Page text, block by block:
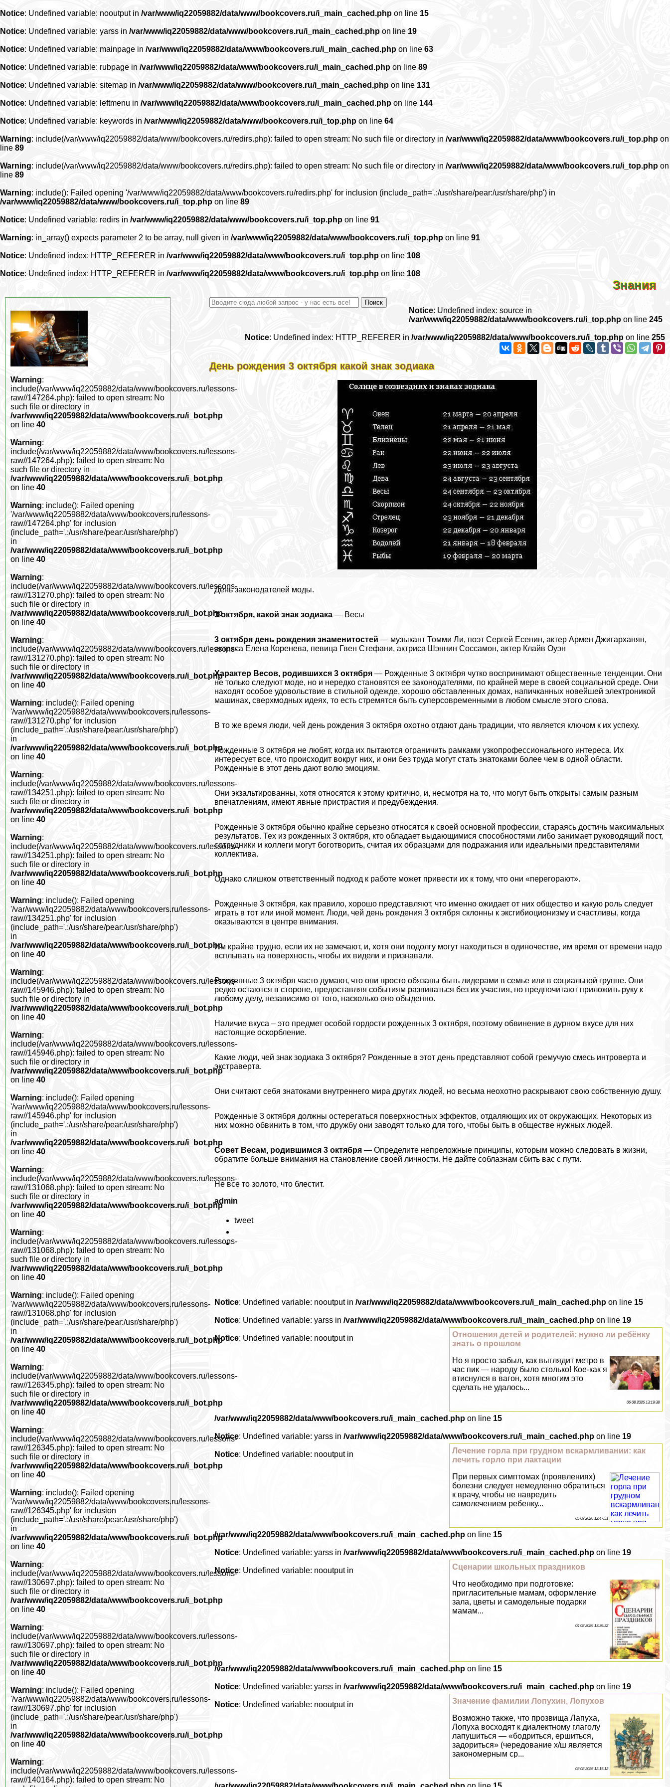
Notice: Undefined variable: nooutput in /var/www/iq22059882/data/www/bookcovers.ru/i_main_cached.php on line 15
Notice: Undefined variable: yarss in /var/www/iq22059882/data/www/bookcovers.ru/i_main_cached.php on line 19
Notice: Undefined variable: mainpage in /var/www/iq22059882/data/www/bookcovers.ru/i_main_cached.php on line 63
Notice: Undefined variable: rubpage in /var/www/iq22059882/data/www/bookcovers.ru/i_main_cached.php on line 89
Notice: Undefined variable: sitemap in /var/www/iq22059882/data/www/bookcovers.ru/i_main_cached.php on line 131
Notice: Undefined variable: leftmenu in /var/www/iq22059882/data/www/bookcovers.ru/i_main_cached.php on line 144
Notice: Undefined variable: keywords in /var/www/iq22059882/data/www/bookcovers.ru/i_top.php on line 64
Warning: include(/var/www/iq22059882/data/www/bookcovers.ru/redirs.php): failed to open stream: No such file or directory in /var/www/iq22059882/data/www/bookcovers.ru/i_top.php on
line 89
Warning: include(/var/www/iq22059882/data/www/bookcovers.ru/redirs.php): failed to open stream: No such file or directory in /var/www/iq22059882/data/www/bookcovers.ru/i_top.php on
line 89
Warning: include(): Failed opening '/var/www/iq22059882/data/www/bookcovers.ru/redirs.php' for inclusion (include_path='.:/usr/share/pear:/usr/share/php') in
/var/www/iq22059882/data/www/bookcovers.ru/i_top.php on line 89
Notice: Undefined variable: redirs in /var/www/iq22059882/data/www/bookcovers.ru/i_top.php on line 91
Warning: in_array() expects parameter 2 to be array, null given in /var/www/iq22059882/data/www/bookcovers.ru/i_top.php on line 91
Notice: Undefined index: HTTP_REFERER in /var/www/iq22059882/data/www/bookcovers.ru/i_top.php on line 108
Notice: Undefined index: HTTP_REFERER in /var/www/iq22059882/data/www/bookcovers.ru/i_top.php on line 108
Знания
Notice: Undefined index: source in
/var/www/iq22059882/data/www/bookcovers.ru/i_top.php on line245
Notice: Undefined index: HTTP_REFERER in /var/www/iq22059882/data/www/bookcovers.ru/i_top.php on line 255
День рождения 3 октября какой знак зодиака
День законодателей моды.
3 октября, какой знак зодиака — Весы
3 октября день рождения знаменитостей — музыкант Томми Ли, поэт Сергeй Есенин, актер Армен Джигарханян,
актриса Елена Коренева, певица Гвен Стефани, актриса Шэннин Соссамон, актер Клайв Оуэн
Хаpaктер Весов, родившихся 3 октября — Рожденные 3 октября чутко воспринимают общественные тенденции. Они
не только следуют моде, но и нередко становятся ее законодателями, по крайней мере в своей социальной среде. Они
находят особое удовольствие в стильной одежде, хорошо обставленных домах, напичканных новейшей электроникой
машинах, сверхмодных идеях, то есть стремятся быть суперсовременными в любом смысле этого слова.
В то же время люди, чей день рождения 3 октября охотно отдают дань традиции, что является ключом к их успеху.
Рожденные 3 октября не любят, когда их пытаются ограничить рамками узкопрофессионального интереса. Их
интересует все, что происходит вокруг них, и они без труда могут стать знатоками более чем в одной области.
Рожденные в этот день дают волю эмоциям.
Они экзальтированны, хотя относятся к этому критично, и, несмотря на то, что могут быть открыты самым разным
впечатлениям, имеют явные пристрастия и предубеждения.
Рожденные 3 октября обычно крайне серьезно относятся к своей основной профессии, стараясь достичь максимальных
результатов. Тех из рожденных 3 октября, кто обладает выдающимися способностями либо занимает руководящий пост,
сотрудники и коллеги могут боготворить, считая их образцами для подражания или идеальными представителями
коллектива.
Однако слишком ответственный подход к работе может привести их к тому, что они «перегорают».
Рожденные 3 октября, как правило, хорошо представляют, что именно ожидает от них общество и какую роль следует
играть в тот или иной момент. Люди, чей день рождения 3 октября склонны к эксгибиоционизму и счастливы, когда
оказываются в центре внимания.
Им крайне трудно, если их не замечают, и, хотя они подолгу могут находиться в одиночестве, им время от времени надо
всплывать на поверхность, чтобы их видели и признавали.
Рожденные 3 октября часто думают, что они просто обязаны быть лидерами в семье или в социальной группе. Они
редко остаются в стороне, предоставляя событиям развиваться без их участия, но предпочитают приложить руку к
любому делу, независимо от того, насколько оно обыденно.
Наличие вкуса – это предмет особой гордости рожденных 3 октября, поэтому обвинение в дурном вкусе для них
настоящие оскорбление.
Какие люди, чей знак зодиака 3 октября? Рожденные в этот день представляют собой гремучую смесь интроверта и
экстраверта.
Они считают себя знатоками внутреннего мира других людей, но весьма неохотно раскрывают свою собственную душу.
Рожденные 3 октября должны остерегаться поверхностных эффектов, отдаляющих их от окружающих. Некоторых из
них можно обвинить в том, что дружбу они заводят только для того, чтобы быть в обществе нужных людей.
Совет Весам, родившимся 3 октября — Определите непреложные принципы, которым можно следовать в жизни,
обратите больше внимания на становление своей личности. Не дайте coблaзнам сбить вас с пути.
Не все то золото, что блестит.
admin
tweet
Notice: Undefined variable: nooutput in/var/www/iq22059882/data/www/bookcovers.ru/i_main_cached.php on line 15
Notice: Undefined variable: yarss in/var/www/iq22059882/data/www/bookcovers.ru/i_main_cached.php on line 19
Отношения детей и родителей: нужно ли ребёнку
знать о прошлом
Но я просто забыл, как выглядит метро в
час пик — народу было столько! Кое-как я
втиснулся в вагон, хотя многим это
сделать не удалось...
06 08 2026 13:19:38
Notice: Undefined variable: nooutput in
/var/www/iq22059882/data/www/bookcovers.ru/i_main_cached.php on line 15
Notice: Undefined variable: yarss in/var/www/iq22059882/data/www/bookcovers.ru/i_main_cached.php on line 19
Лечение горла при грудном вскармливании: как
лечить горло при лактации
При первых симптомах (проявлениях)
болезни следует немедленно обратиться
к врачу, чтобы не навредить
самолечением ребенку...
05 08 2026 12:47:51
Notice: Undefined variable: nooutput in
/var/www/iq22059882/data/www/bookcovers.ru/i_main_cached.php on line 15
Notice: Undefined variable: yarss in/var/www/iq22059882/data/www/bookcovers.ru/i_main_cached.php on line 19
Сценарии школьных праздников
Что необходимо при подготовке:
пригласительные мамам, оформление
зала, цветы и самодельные подарки
мамам...
04 08 2026 13:36:32
Notice: Undefined variable: nooutput in
/var/www/iq22059882/data/www/bookcovers.ru/i_main_cached.php on line 15
Notice: Undefined variable: yarss in/var/www/iq22059882/data/www/bookcovers.ru/i_main_cached.php on line 19
Значение фамилии Лопухин, Лопухов
Возможно также, что прозвища Лапуха,
Лопуха восходят к диалектному глаголу
лапушиться — «бодриться, ершиться,
задориться» (чередование х/ш является
закономерным ср...
03 08 2026 12:15:12
Notice: Undefined variable: nooutput in
Warning:
include(/var/www/iq22059882/data/www/bookcovers.ru/lessons-
raw//147264.php): failed to open stream: No
such file or directory in
/var/www/iq22059882/data/www/bookcovers.ru/i_bot.php
on line 40
Warning:
include(/var/www/iq22059882/data/www/bookcovers.ru/lessons-
raw//147264.php): failed to open stream: No
such file or directory in
/var/www/iq22059882/data/www/bookcovers.ru/i_bot.php
on line 40
Warning: include(): Failed opening
'/var/www/iq22059882/data/www/bookcovers.ru/lessons-
raw//147264.php' for inclusion
(include_path='.:/usr/share/pear:/usr/share/php')
in
/var/www/iq22059882/data/www/bookcovers.ru/i_bot.php
on line 40
Warning:
include(/var/www/iq22059882/data/www/bookcovers.ru/lessons-
raw//131270.php): failed to open stream: No
such file or directory in
/var/www/iq22059882/data/www/bookcovers.ru/i_bot.php
on line 40
Warning:
include(/var/www/iq22059882/data/www/bookcovers.ru/lessons-
raw//131270.php): failed to open stream: No
such file or directory in
/var/www/iq22059882/data/www/bookcovers.ru/i_bot.php
on line 40
Warning: include(): Failed opening
'/var/www/iq22059882/data/www/bookcovers.ru/lessons-
raw//131270.php' for inclusion
(include_path='.:/usr/share/pear:/usr/share/php')
in
/var/www/iq22059882/data/www/bookcovers.ru/i_bot.php
on line 40
Warning:
include(/var/www/iq22059882/data/www/bookcovers.ru/lessons-
raw//134251.php): failed to open stream: No
such file or directory in
/var/www/iq22059882/data/www/bookcovers.ru/i_bot.php
on line 40
Warning:
include(/var/www/iq22059882/data/www/bookcovers.ru/lessons-
raw//134251.php): failed to open stream: No
such file or directory in
/var/www/iq22059882/data/www/bookcovers.ru/i_bot.php
on line 40
Warning: include(): Failed opening
'/var/www/iq22059882/data/www/bookcovers.ru/lessons-
raw//134251.php' for inclusion
(include_path='.:/usr/share/pear:/usr/share/php')
in
/var/www/iq22059882/data/www/bookcovers.ru/i_bot.php
on line 40
Warning:
include(/var/www/iq22059882/data/www/bookcovers.ru/lessons-
raw//145946.php): failed to open stream: No
such file or directory in
/var/www/iq22059882/data/www/bookcovers.ru/i_bot.php
on line 40
Warning:
include(/var/www/iq22059882/data/www/bookcovers.ru/lessons-
raw//145946.php): failed to open stream: No
such file or directory in
/var/www/iq22059882/data/www/bookcovers.ru/i_bot.php
on line 40
Warning: include(): Failed opening
'/var/www/iq22059882/data/www/bookcovers.ru/lessons-
raw//145946.php' for inclusion
(include_path='.:/usr/share/pear:/usr/share/php')
in
/var/www/iq22059882/data/www/bookcovers.ru/i_bot.php
on line 40
Warning:
include(/var/www/iq22059882/data/www/bookcovers.ru/lessons-
raw//131068.php): failed to open stream: No
such file or directory in
/var/www/iq22059882/data/www/bookcovers.ru/i_bot.php
on line 40
Warning:
include(/var/www/iq22059882/data/www/bookcovers.ru/lessons-
raw//131068.php): failed to open stream: No
such file or directory in
/var/www/iq22059882/data/www/bookcovers.ru/i_bot.php
on line 40
Warning: include(): Failed opening
'/var/www/iq22059882/data/www/bookcovers.ru/lessons-
raw//131068.php' for inclusion
(include_path='.:/usr/share/pear:/usr/share/php')
in
/var/www/iq22059882/data/www/bookcovers.ru/i_bot.php
on line 40
Warning:
include(/var/www/iq22059882/data/www/bookcovers.ru/lessons-
raw//126345.php): failed to open stream: No
such file or directory in
/var/www/iq22059882/data/www/bookcovers.ru/i_bot.php
on line 40
Warning:
include(/var/www/iq22059882/data/www/bookcovers.ru/lessons-
raw//126345.php): failed to open stream: No
such file or directory in
/var/www/iq22059882/data/www/bookcovers.ru/i_bot.php
on line 40
Warning: include(): Failed opening
'/var/www/iq22059882/data/www/bookcovers.ru/lessons-
raw//126345.php' for inclusion
(include_path='.:/usr/share/pear:/usr/share/php')
in
/var/www/iq22059882/data/www/bookcovers.ru/i_bot.php
on line 40
Warning:
include(/var/www/iq22059882/data/www/bookcovers.ru/lessons-
raw//130697.php): failed to open stream: No
such file or directory in
/var/www/iq22059882/data/www/bookcovers.ru/i_bot.php
on line 40
Warning:
include(/var/www/iq22059882/data/www/bookcovers.ru/lessons-
raw//130697.php): failed to open stream: No
such file or directory in
/var/www/iq22059882/data/www/bookcovers.ru/i_bot.php
on line 40
Warning: include(): Failed opening
'/var/www/iq22059882/data/www/bookcovers.ru/lessons-
raw//130697.php' for inclusion
(include_path='.:/usr/share/pear:/usr/share/php')
in
/var/www/iq22059882/data/www/bookcovers.ru/i_bot.php
on line 40
Warning:
include(/var/www/iq22059882/data/www/bookcovers.ru/lessons-
raw//140164.php): failed to open stream: No